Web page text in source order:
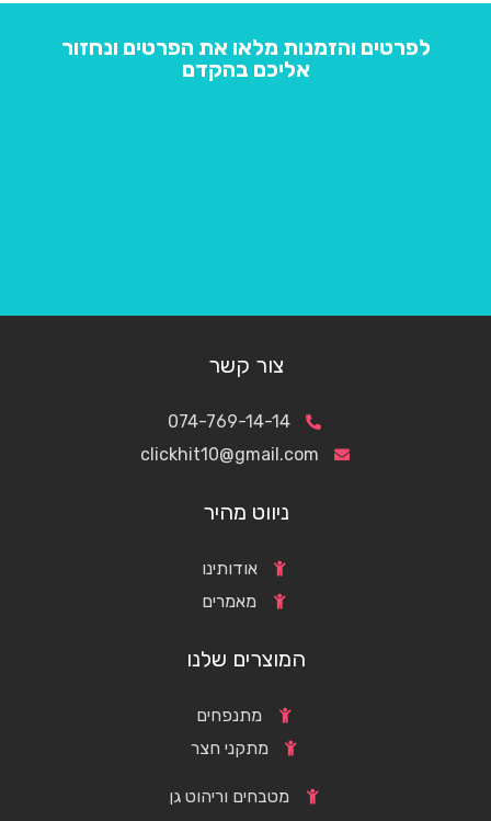
לפרטים והזמנות מלאו את הפרטים ונחזור
אליכם בהקדם
צור קשר
074-769-14-14
clickhit10@gmail.com
ניווט מהיר
אודותינו
מאמרים
המוצרים שלנו
מתנפחים
מתקני חצר
מטבחים וריהוט גן